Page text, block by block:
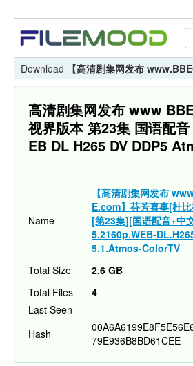
Download 【高清剧集网发布
高清剧集网发布 www
视界版本 第23集 国语配
EB DL H265 DV DDP5
Name
【高清剧集网发布
E.com】芬芳喜事[杜
[第23集][国语配音+中
5.2160p.WEB-
5.1.Atmos-ColorTV
Total Size
2.6 GB
Total Files
4
Last Seen
Hash
79E936B8BD61CEE